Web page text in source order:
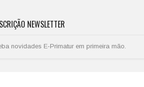
NEWSLETTER
novidades E-Primatur em primeira mão.